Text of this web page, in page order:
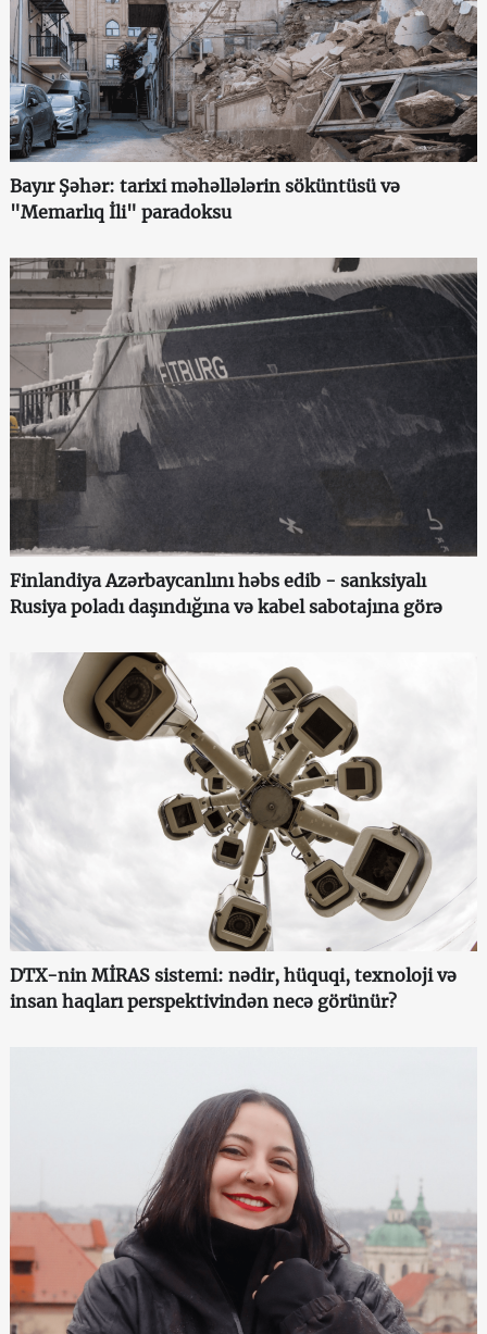
Bayır Şəhər: tarixi məhəllələrin söküntüsü və
"Memarlıq İli" paradoksu
Finlandiya Azərbaycanlını həbs edib - sanksiyalı
Rusiya poladı daşındığına və kabel sabotajına görə
DTX-nin MİRAS sistemi: nədir, hüquqi, texnoloji və
insan haqları perspektivindən necə görünür?